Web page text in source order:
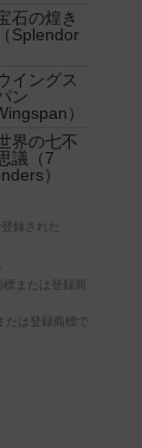
録された
または登録商
は登録商標で